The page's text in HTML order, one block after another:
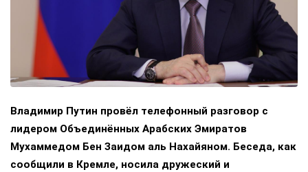
Владимир Путин провёл телефонный разговор с
лидером Объединённых Арабских Эмиратов
Мухаммедом Бен Заидом аль Нахайяном. Беседа, как
сообщили в Кремле, носила дружеский и